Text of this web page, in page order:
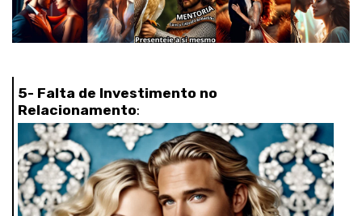
5- Falta de Investimento no
Relacionamento: